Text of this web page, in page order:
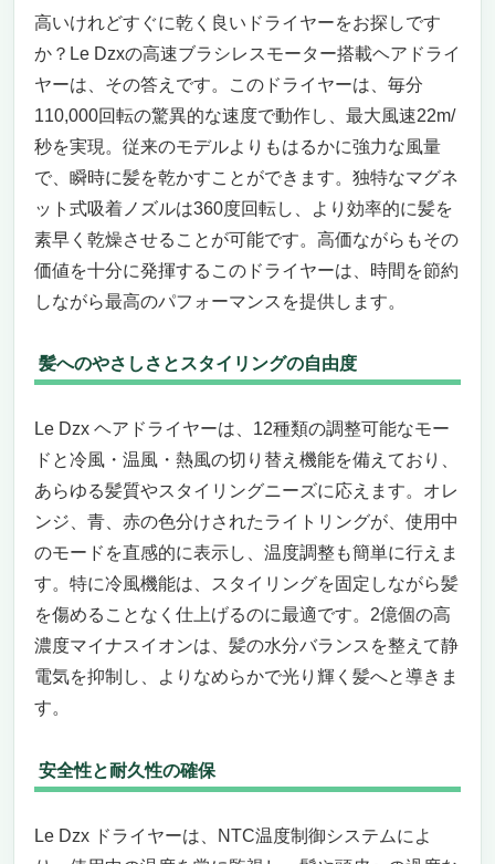
高いけれどすぐに乾く良いドライヤーをお探しです
か？Le Dzxの高速ブラシレスモーター搭載ヘアドライ
ヤーは、その答えです。このドライヤーは、毎分
110,000回転の驚異的な速度で動作し、最大風速22m/
秒を実現。従来のモデルよりもはるかに強力な風量
で、瞬時に髪を乾かすことができます。独特なマグネ
ット式吸着ノズルは360度回転し、より効率的に髪を
素早く乾燥させることが可能です。高価ながらもその
価値を十分に発揮するこのドライヤーは、時間を節約
しながら最高のパフォーマンスを提供します。
髪へのやさしさとスタイリングの自由度
Le Dzx ヘアドライヤーは、12種類の調整可能なモー
ドと冷風・温風・熱風の切り替え機能を備えており、
あらゆる髪質やスタイリングニーズに応えます。オレ
ンジ、青、赤の色分けされたライトリングが、使用中
のモードを直感的に表示し、温度調整も簡単に行えま
す。特に冷風機能は、スタイリングを固定しながら髪
を傷めることなく仕上げるのに最適です。2億個の高
濃度マイナスイオンは、髪の水分バランスを整えて静
電気を抑制し、よりなめらかで光り輝く髪へと導きま
す。
安全性と耐久性の確保
Le Dzx ドライヤーは、NTC温度制御システムによ